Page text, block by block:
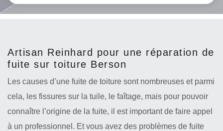
Artisan Reinhard pour une réparation de
fuite sur toiture Berson
Les causes d’une fuite de toiture sont nombreuses et parmi
cela, les fissures sur la tuile, le faîtage, mais pour pouvoir
connaître l’origine de la fuite, il est important de faire appel
à un professionnel. Et vous avez des problèmes de fuite